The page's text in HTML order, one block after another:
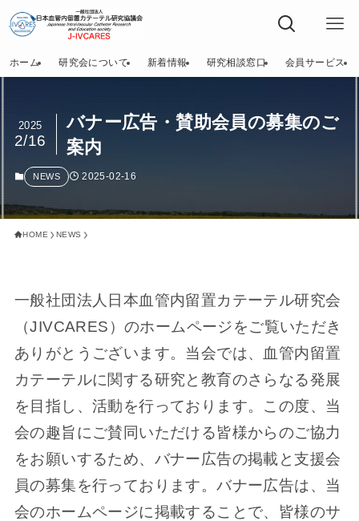
ホーム 研究会について 新着情報 研究相談窓口 会員サービス
バナー広告・賛助会員の募集のご
案内
2025
2/16
NEWS 2025-02-16
HOME NEWS
一般社団法人日本血管内留置カテーテル研究会
（JIVCARES）のホームページをご覧いただき
ありがとうございます。当会では、血管内留置
カテーテルに関する研究と教育のさらなる発展
を目指し、活動を行っております。この度、当
会の趣旨にご賛同いただける皆様からのご協力
をお願いするため、バナー広告の掲載と支援会
員の募集を行っております。バナー広告は、当
会のホームページに掲載することで、皆様のサ